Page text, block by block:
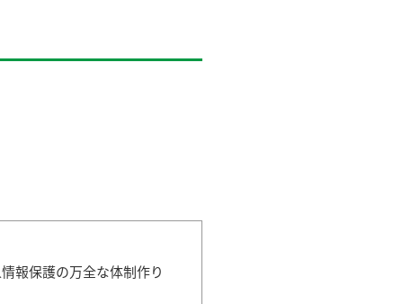
ます。
、個人情報相談窓口を設置し
報保護の万全な体制作り